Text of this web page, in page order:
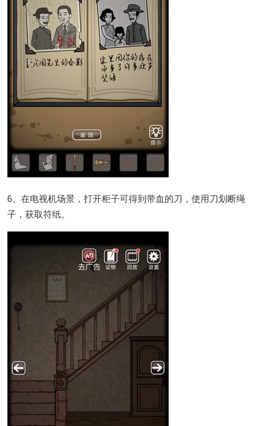
6、在电视机场景，打开柜子可得到带血的刀，使用刀划断绳
子，获取符纸。